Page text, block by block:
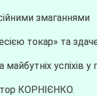
змаганнями
токар» та
успіхів у
КОРНІЄНКО.